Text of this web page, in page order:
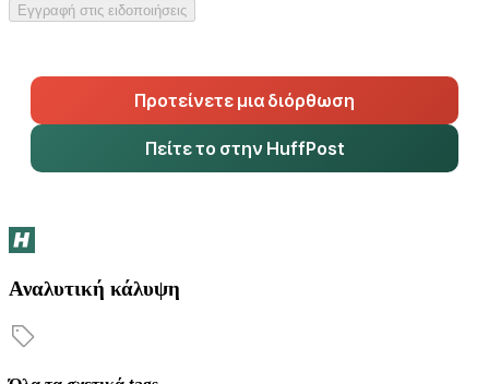
Εγγραφή στις ειδοποιήσεις
Προτείνετε μια διόρθωση
Πείτε το στην HuffPost
Αναλυτική κάλυψη